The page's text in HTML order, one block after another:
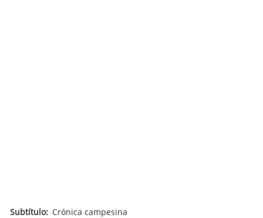
Subtítulo
Crónica campesina